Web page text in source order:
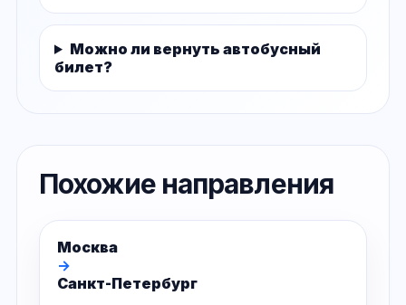
Можно ли вернуть автобусный
билет?
Похожие направления
Москва
→
Санкт-Петербург